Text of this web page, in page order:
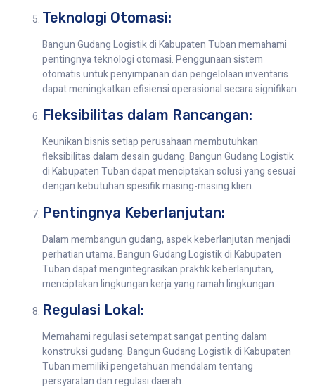
Teknologi Otomasi:
Bangun Gudang Logistik di Kabupaten Tuban memahami
pentingnya teknologi otomasi. Penggunaan sistem
otomatis untuk penyimpanan dan pengelolaan inventaris
dapat meningkatkan efisiensi operasional secara signifikan.
Fleksibilitas dalam Rancangan:
Keunikan bisnis setiap perusahaan membutuhkan
fleksibilitas dalam desain gudang. Bangun Gudang Logistik
di Kabupaten Tuban dapat menciptakan solusi yang sesuai
dengan kebutuhan spesifik masing-masing klien.
Pentingnya Keberlanjutan:
Dalam membangun gudang, aspek keberlanjutan menjadi
perhatian utama. Bangun Gudang Logistik di Kabupaten
Tuban dapat mengintegrasikan praktik keberlanjutan,
menciptakan lingkungan kerja yang ramah lingkungan.
Regulasi Lokal:
Memahami regulasi setempat sangat penting dalam
konstruksi gudang. Bangun Gudang Logistik di Kabupaten
Tuban memiliki pengetahuan mendalam tentang
persyaratan dan regulasi daerah.